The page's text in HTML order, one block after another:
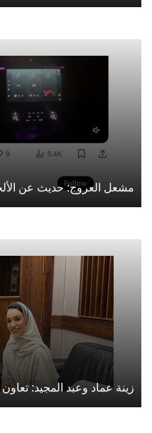
مشعل العروج: حديث عن
زينة عماد وعبد المجيد: